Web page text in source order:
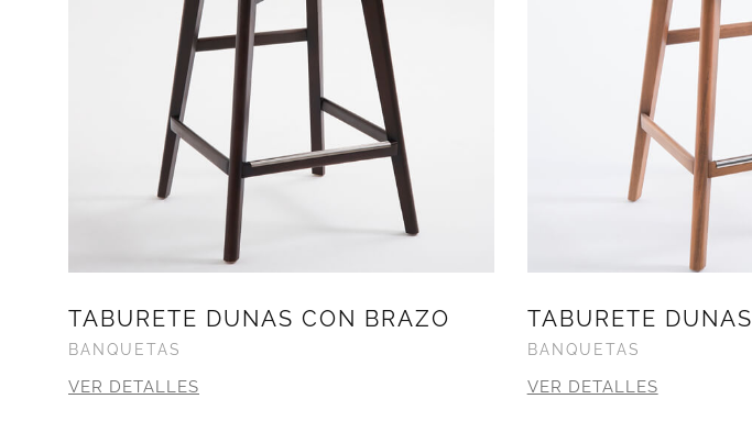
TABURETE DUNAS CON BRAZO
BANQUETAS
VER DETALLES
TABURETE DUNAS
BANQUETAS
VER DETALLES